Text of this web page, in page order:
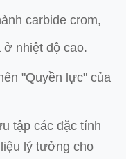
carbide crom,
ở nhiệt độ cao.
"Quyền lực" của
tập các đặc tính
lý tưởng cho